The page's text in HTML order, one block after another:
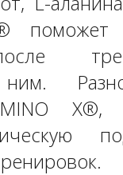
после
ним.
X®,